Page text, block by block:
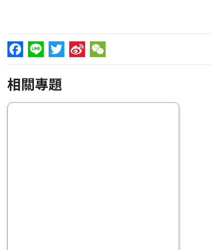
Facebook
Line TwitterSina WeChat
相關專題